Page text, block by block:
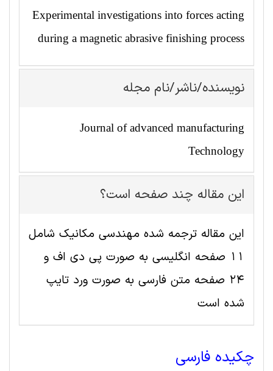
Experimental investigations into forces acting
during a magnetic abrasive finishing process
نویسنده/ناشر/نام مجله
Journal of advanced manufacturing
Technology
این مقاله چند صفحه است؟
این مقاله ترجمه شده مهندسی مکانیک شامل
11 صفحه انگلیسی به صورت پی دی اف و
24 صفحه متن فارسی به صورت ورد تایپ
شده است
چکیده فارسی